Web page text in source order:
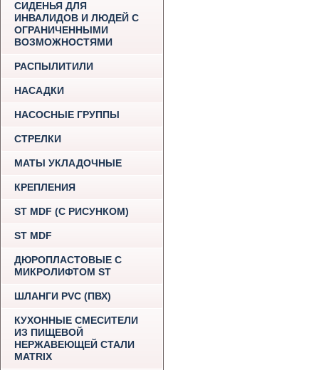
СИДЕНЬЯ ДЛЯ
ИНВАЛИДОВ И ЛЮДЕЙ С
ОГРАНИЧЕННЫМИ
ВОЗМОЖНОСТЯМИ
РАСПЫЛИТИЛИ
НАСАДКИ
НАСОСНЫЕ ГРУППЫ
СТРЕЛКИ
МАТЫ УКЛАДОЧНЫЕ
КРЕПЛЕНИЯ
ST MDF (С РИСУНКОМ)
ST MDF
ДЮРОПЛАСТОВЫЕ С
МИКРОЛИФТОМ ST
ШЛАНГИ PVC (ПВХ)
КУХОННЫЕ СМЕСИТЕЛИ
ИЗ ПИЩЕВОЙ
НЕРЖАВЕЮЩЕЙ СТАЛИ
MATRIX